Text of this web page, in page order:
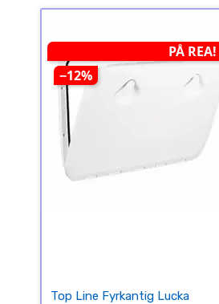
PÅ REA!
−12%
Top Line Fyrkantig Lucka